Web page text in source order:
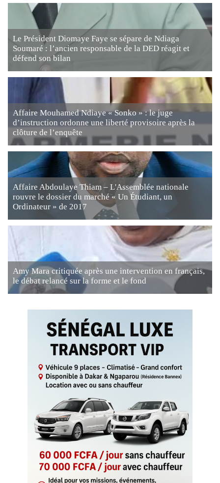
Le Président Diomaye Faye se sépare de Ndiaga
Soumaré : l’ancien responsable de la DED réagit et
défend son bilan
Affaire Mouhamed Ndiaye « Sonko » : le juge
d’instruction ordonne une liberté provisoire après la
clôture de l’enquête
Affaire Abdoulaye Thiam – L'Assemblée nationale
rouvre le dossier du marché « Un Étudiant, un
Ordinateur » de 2017
Amy Mara critiquée après une intervention en français,
le débat relancé sur la forme et le fond